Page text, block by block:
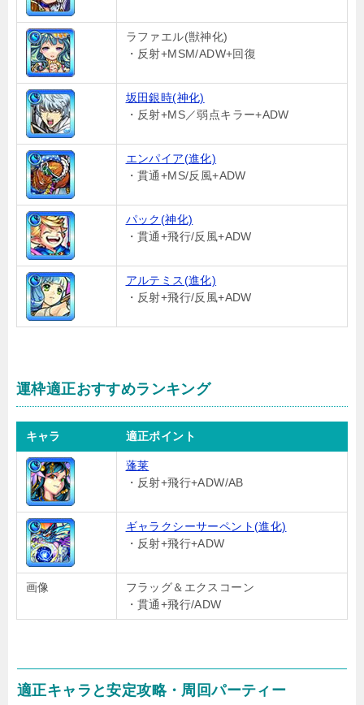
ラファエル(獣神化)
・反射+MSM/ADW+回復
坂田銀時(神化)
・反射+MS／弱点キラー+ADW
エンパイア(進化)
・貫通+MS/反風+ADW
パック(神化)
・貫通+飛行/反風+ADW
アルテミス(進化)
・反射+飛行/反風+ADW
運枠適正おすすめランキング
キャラ 適正ポイント
蓬莱
・反射+飛行+ADW/AB
ギャラクシーサーペント(進化)
・反射+飛行+ADW
画像
フラッグ＆エクスコーン
・貫通+飛行/ADW
適正キャラと安定攻略・周回パーティー